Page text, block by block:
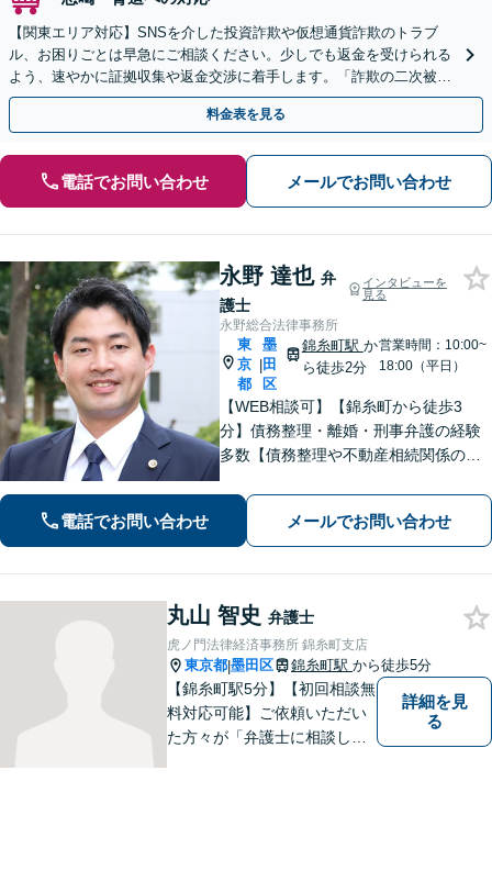
【関東エリア対応】SNSを介した投資詐欺や仮想通貨詐欺のトラブ
ル、お困りごとは早急にご相談ください。少しでも返金を受けられる
よう、速やかに証拠収集や返金交渉に着手します。「詐欺の二次被
害」のご相談も対応します【初回相談無料】【Web相談可】
料金表を見る
電話でお問い合わせ メールでお問い合わせ
永野 達也 弁
護士
インタビューを
見る
永野総合法律事務所
東
京
都
|
墨
田
区
錦糸町駅 か
ら徒歩2分
営業時間：10:00~
18:00（平日）
【WEB相談可】【錦糸町から徒歩3
分】債務整理・離婚・刑事弁護の経験
多数【債務整理や不動産相続関係の著
談ください【LINEで連絡可】【夜間・
休日面談可】【完全個室】【法テラス
利用可】
電話でお問い合わせ メールでお問い合わせ
丸山 智史 弁護士
虎ノ門法律経済事務所 錦糸町支店
東京都|墨田区 錦糸町駅 から徒歩5分
【錦糸町駅5分】【初回相談無
料対応可能】ご依頼いただい
た方々が「弁護士に相談して
詳細を見
る